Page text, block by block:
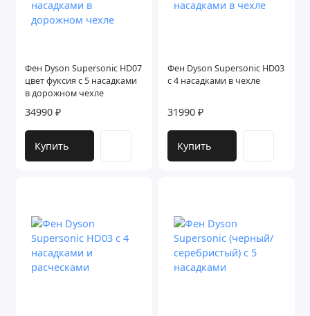
Фен Dyson Supersonic HD07
цвет фуксия с 5 насадками
в дорожном чехле
34990 ₽
Купить
Фен Dyson Supersonic HD03
с 4 насадками в чехле
31990 ₽
Купить